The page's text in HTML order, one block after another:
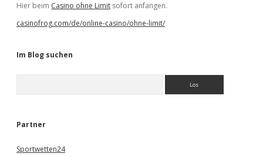
Hier beim Casino ohne Limit sofort anfangen.
casinofrog.com/de/online-casino/ohne-limit/
Im Blog suchen
e
Partner
Sportwetten24